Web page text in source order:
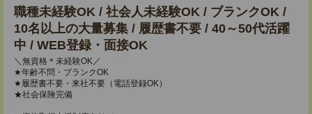
職種未経験OK / 社会人未経験OK / ブランクOK /
10名以上の大量募集 / 履歴書不要 / 40～50代活躍
中 / WEB登録・面接OK
＼無資格＊未経験OK／
★年齢不問・ブランクOK
★履歴書不要・来社不要（電話登録OK）
★社会保険完備